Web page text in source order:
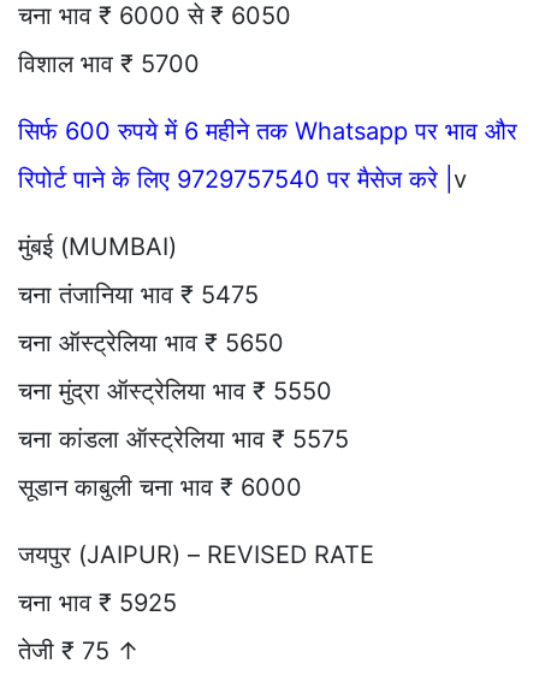
चना भाव ₹ 6000 से ₹ 6050
विशाल भाव ₹ 5700
सिर्फ 600 रुपये में 6 महीने तक Whatsapp पर भाव और
रिपोर्ट पाने के लिए 9729757540 पर मैसेज करे | v
मुंबई (MUMBAI)
चना तंजानिया भाव ₹ 5475
चना ऑस्ट्रेलिया भाव ₹ 5650
चना मुंद्रा ऑस्ट्रेलिया भाव ₹ 5550
चना कांडला ऑस्ट्रेलिया भाव ₹ 5575
सूडान काबुली चना भाव ₹ 6000
जयपुर (JAIPUR) – REVISED RATE
चना भाव ₹ 5925
तेजी ₹ 75 ↑